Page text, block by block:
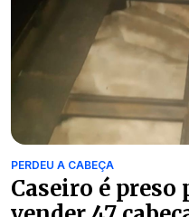
PERDEU A CABEÇA
Caseiro é preso